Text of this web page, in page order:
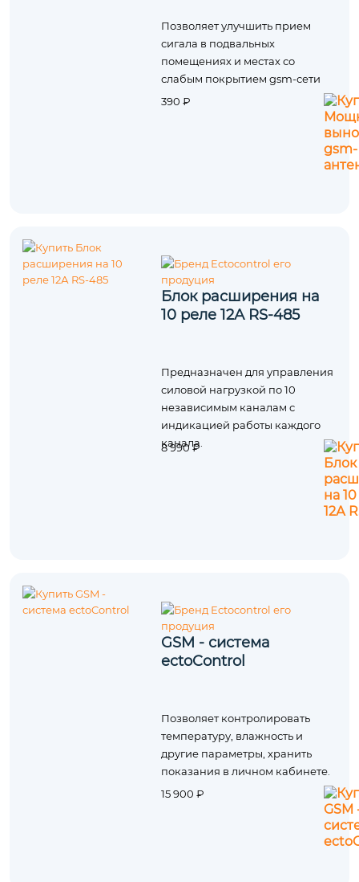
Позволяет улучшить прием
сигала в подвальных
помещениях и местах со
слабым покрытием gsm-сети
390 ₽
Блок расширения на
10 реле 12А RS-485
Предназначен для управления
силовой нагрузкой по 10
независимым каналам с
индикацией работы каждого
канала.
8 990 ₽
GSM - система
ectoControl
Позволяет контролировать
температуру, влажность и
другие параметры, хранить
показания в личном кабинете.
15 900 ₽